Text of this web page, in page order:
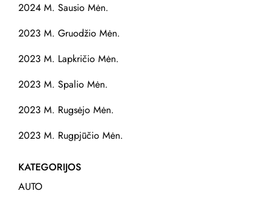
2024 M. Sausio Mėn.
2023 M. Gruodžio Mėn.
2023 M. Lapkričio Mėn.
2023 M. Spalio Mėn.
2023 M. Rugsėjo Mėn.
2023 M. Rugpjūčio Mėn.
KATEGORIJOS
AUTO